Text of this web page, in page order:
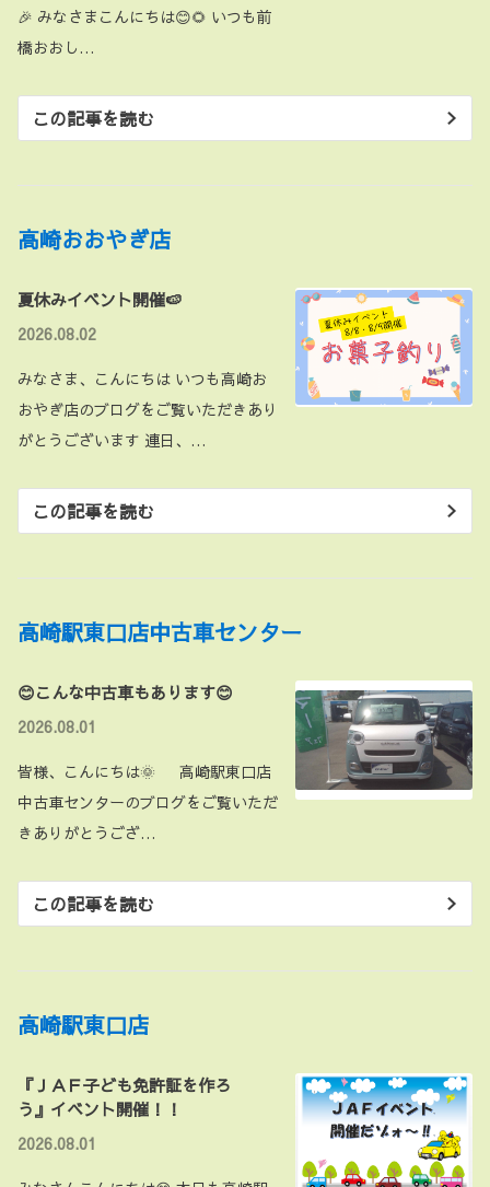
🎉 みなさまこんにちは😊🌻 いつも前
橋おおし…
この記事を読む
高崎おおやぎ店
夏休みイベント開催🍉
2026.08.02
みなさま、こんにちは いつも高崎お
おやぎ店のブログをご覧いただきあり
がとうございます 連日、…
この記事を読む
高崎駅東口店中古車センター
😊こんな中古車もあります😊
2026.08.01
皆様、こんにちは🌞 高崎駅東口店
中古車センターのブログをご覧いただ
きありがとうござ…
この記事を読む
高崎駅東口店
『ＪＡＦ子ども免許証を作ろ
う』イベント開催！！
2026.08.01